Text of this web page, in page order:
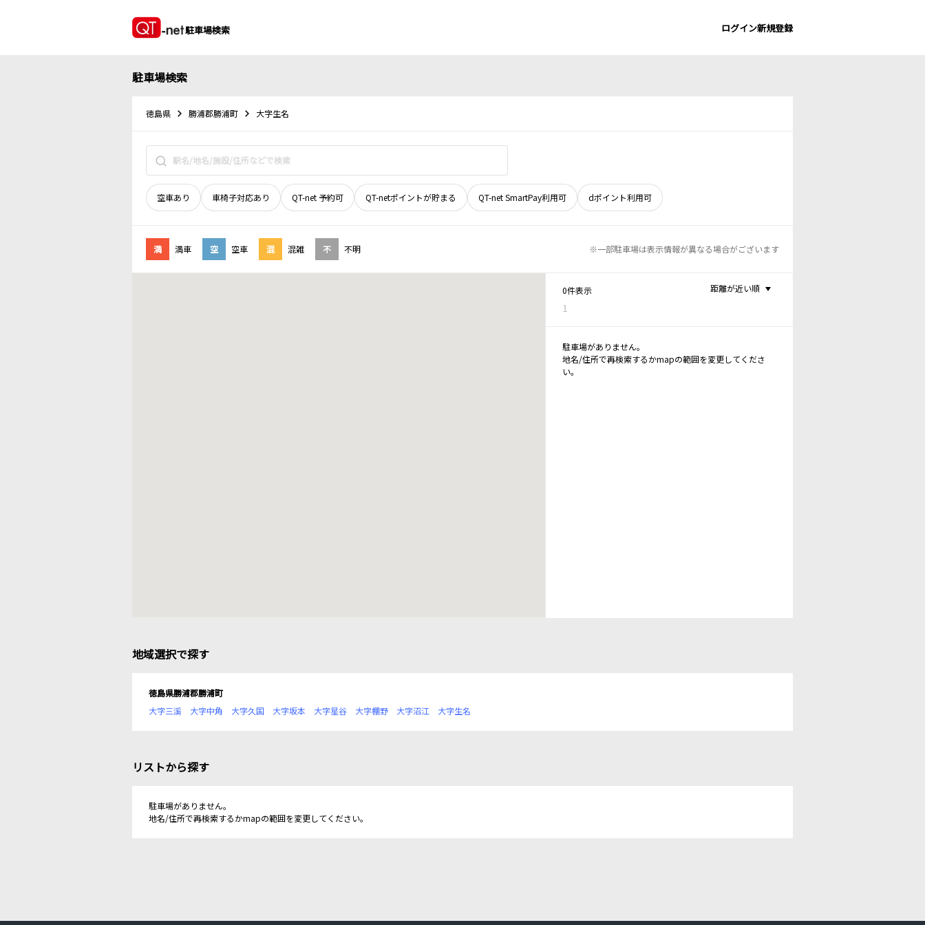
駐車場検索 ログイン新規登録
駐車場検索
徳島県 勝浦郡勝浦町 大字生名
空車あり 車椅子対応あり QT-net 予約可 QT-netポイントが貯まる QT-net SmartPay利用可 dポイント利用可
満 満車 空 空車 混 混雑 不 不明 ※一部駐車場は表示情報が異なる場合がございます
0件表示
1
距離が近い順
駐車場がありません。
地名/住所で再検索するかmapの範囲を変更してくださ
い。
地域選択で探す
徳島県勝浦郡勝浦町
大字三溪
大字中角 大字久国 大字坂本 大字星谷 大字棚野 大字沼江 大字生名
リストから探す
駐車場がありません。
地名/住所で再検索するかmapの範囲を変更してください。